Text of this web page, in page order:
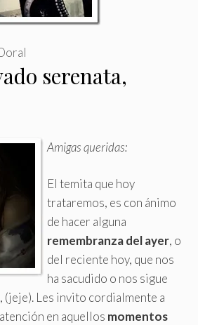
serenata,
Amigas queridas:
El temita que hoy
trataremos, es con ánimo
de hacer alguna
remembranza del ayer, o
del reciente hoy, que nos
ha sacudido o nos sigue
(jeje). Les invito cordialmente a
en aquellos momentos